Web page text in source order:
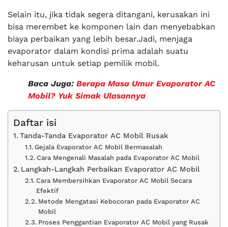
Selain itu, jika tidak segera ditangani, kerusakan ini
bisa merembet ke komponen lain dan menyebabkan
biaya perbaikan yang lebih besar.Jadi, menjaga
evaporator dalam kondisi prima adalah suatu
keharusan untuk setiap pemilik mobil.
Baca Juga: Berapa Masa Umur Evaporator AC
Mobil? Yuk Simak Ulasannya
Daftar isi
Tanda-Tanda Evaporator AC Mobil Rusak
Gejala Evaporator AC Mobil Bermasalah
Cara Mengenali Masalah pada Evaporator AC Mobil
Langkah-Langkah Perbaikan Evaporator AC Mobil
Cara Membersihkan Evaporator AC Mobil Secara
Efektif
Metode Mengatasi Kebocoran pada Evaporator AC
Mobil
Proses Penggantian Evaporator AC Mobil yang Rusak